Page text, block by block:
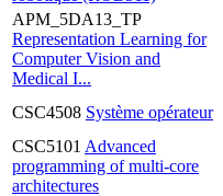
APM_5DA13_TP
Representation Learning for
Computer Vision and
Medical I...
CSC4508 Système opérateur
CSC5101 Advanced
programming of multi-core
architectures